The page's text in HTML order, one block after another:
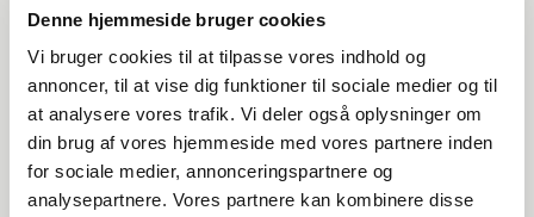
Denne hjemmeside bruger cookies
Vi bruger cookies til at tilpasse vores indhold og
annoncer, til at vise dig funktioner til sociale medier og til
at analysere vores trafik. Vi deler også oplysninger om
din brug af vores hjemmeside med vores partnere inden
for sociale medier, annonceringspartnere og
analysepartnere. Vores partnere kan kombinere disse
kransekage og – traditionen tro – masser af højt humør og god
underholdning.
Kom med og hop ind i det nye år til en nytårskoncert ud over det
sædvanlige! Vi sørger for fantastisk musik og Danmarks sjoveste
værter – du skal blot møde op med festhumøret skruet op til max og
nyde showet.
Kulturpartner